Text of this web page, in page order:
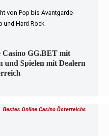
von Pop bis Avantgarde-
und Hard Rock.
Casino GG.BET mit
und Spielen mit Dealern
Bestes Online Casino Österreichs